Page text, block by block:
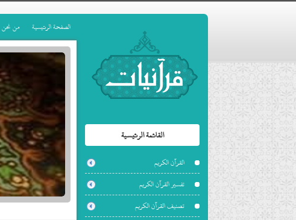
القائمة الرئيسية
القرآن الكريم
تفسير القرآن الكريم
تصنيف القرآن الكريم
الصفحة الرئيسية من نحن